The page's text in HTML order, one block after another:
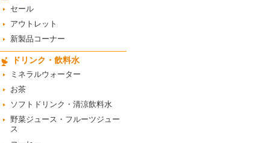
セール
アウトレット
新製品コーナー
ドリンク・飲料水
ミネラルウォーター
お茶
ソフトドリンク・清涼飲料水
野菜ジュース・フルーツジュー
ス